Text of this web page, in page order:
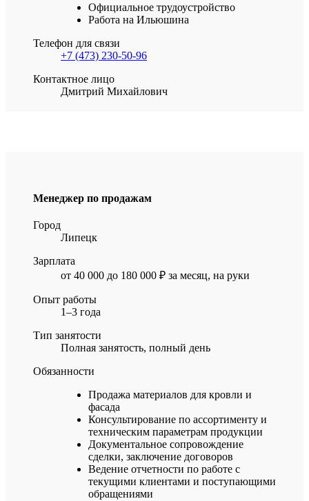
Официальное трудоустройство
Работа на Ильюшина
Телефон для связи
+7 (473) 230-50-96
Контактное лицо
Дмитрий Михайлович
Менеджер по продажам
Город
Липецк
Зарплата
от 40 000 до 180 000 ₽ за месяц, на руки
Опыт работы
1–3 года
Тип занятости
Полная занятость, полный день
Обязанности
Продажа материалов для кровли и
фасада
Консультирование по ассортименту и
техническим параметрам продукции
Документальное сопровождение
сделки, заключение договоров
Ведение отчетности по работе с
текущими клиентами и поступающими
обращениями